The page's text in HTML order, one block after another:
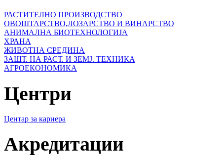
РАСТИТЕЛНО ПРОИЗВОДСТВО
ОВОШТАРСТВО,ЛОЗАРСТВО И ВИНАРСТВО
АНИМАЛНА БИОТЕХНОЛОГИЈА
ХРАНА
ЖИВОТНА СРЕДИНА
ЗАШТ. НА РАСТ. И ЗЕМЈ. ТЕХНИКА
АГРОЕКОНОМИКА
Центри
Центар за кариера
Акредитации